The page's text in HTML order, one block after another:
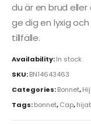
du är en brud
ge dig en lyxig
tillfälle.
Availability:In stock
SKU:BN14643463
Categories:Bonnet,
Tags:bonnet,Cap,